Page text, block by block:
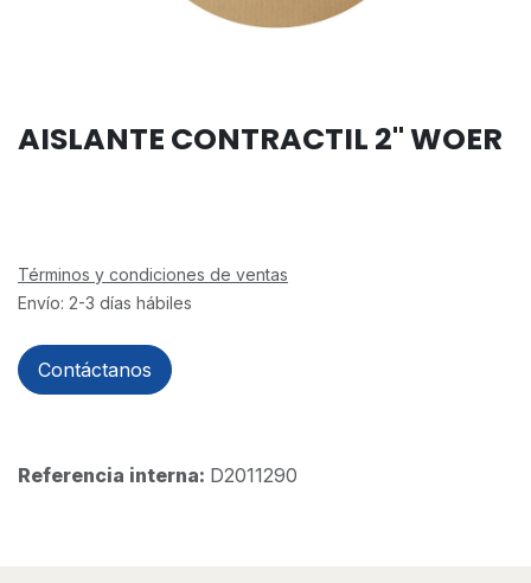
AISLANTE CONTRACTIL 2" WOER
Términos y condiciones de ventas
Envío: 2-3 días hábiles
Contáctanos
Referencia interna: D2011290